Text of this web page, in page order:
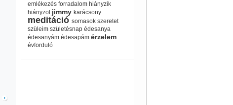
emlékezés forradalom hiányzik
hiányzol jimmy karácsony
meditáció somasok szeretet
szüleim születésnap édesanya
édesanyám édesapám érzelem
évforduló